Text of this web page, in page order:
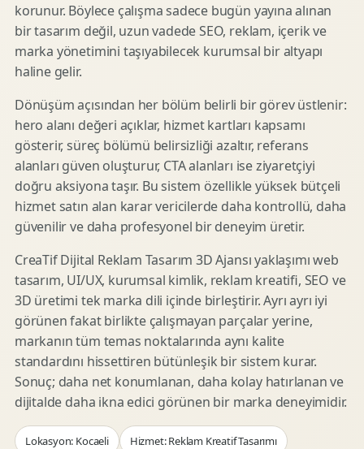
korunur. Böylece çalışma sadece bugün yayına alınan
bir tasarım değil, uzun vadede SEO, reklam, içerik ve
marka yönetimini taşıyabilecek kurumsal bir altyapı
haline gelir.
Dönüşüm açısından her bölüm belirli bir görev üstlenir:
hero alanı değeri açıklar, hizmet kartları kapsamı
gösterir, süreç bölümü belirsizliği azaltır, referans
alanları güven oluşturur, CTA alanları ise ziyaretçiyi
doğru aksiyona taşır. Bu sistem özellikle yüksek bütçeli
hizmet satın alan karar vericilerde daha kontrollü, daha
güvenilir ve daha profesyonel bir deneyim üretir.
CreaTif Dijital Reklam Tasarım 3D Ajansı yaklaşımı web
tasarım, UI/UX, kurumsal kimlik, reklam kreatifi, SEO ve
3D üretimi tek marka dili içinde birleştirir. Ayrı ayrı iyi
görünen fakat birlikte çalışmayan parçalar yerine,
markanın tüm temas noktalarında aynı kalite
standardını hissettiren bütünleşik bir sistem kurar.
Sonuç; daha net konumlanan, daha kolay hatırlanan ve
dijitalde daha ikna edici görünen bir marka deneyimidir.
Lokasyon: Kocaeli Hizmet: Reklam Kreatif Tasarımı